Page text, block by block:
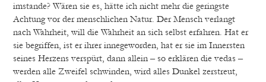
imstande? Wären sie es, hätte ich nicht mehr die geringste
Achtung vor der menschlichen Natur. Der Mensch verlangt
nach Wahrheit, will die Wahrheit an sich selbst erfahren. Hat er
sie begriffen, ist er ihrer innegeworden, hat er sie im Innersten
seines Herzens verspürt, dann allein – so erklären die vedas –
werden alle Zweifel schwinden, wird alles Dunkel zerstreut,